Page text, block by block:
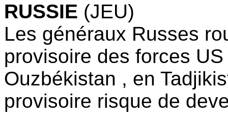
RUSSIE (JEU)
Les généraux Russes
provisoire des forces
Ouzbékistan , en
provisoire risque de